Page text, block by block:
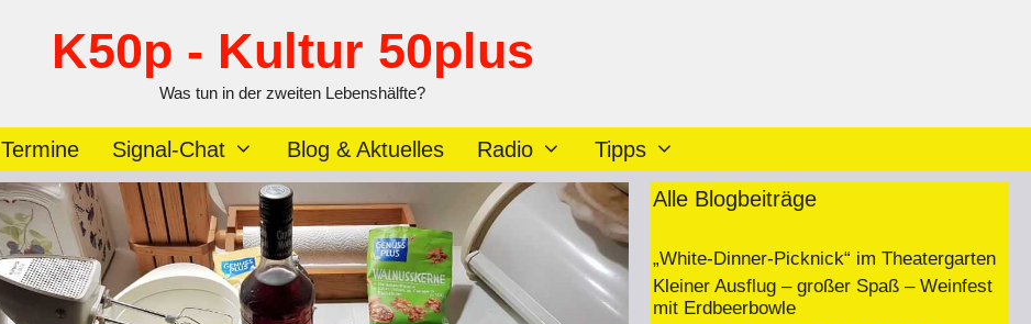
K50p - Kultur 50plus
Was tun in der zweiten Lebenshälfte?
Termine Signal-Chat Blog & Aktuelles Radio Tipps
Alle Blogbeiträge
„White-Dinner-Picknick“ im Theatergarten
Kleiner Ausflug – großer Spaß – Weinfest
mit Erdbeerbowle